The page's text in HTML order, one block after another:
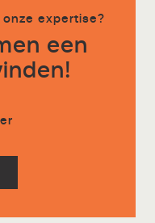
expertise?
een